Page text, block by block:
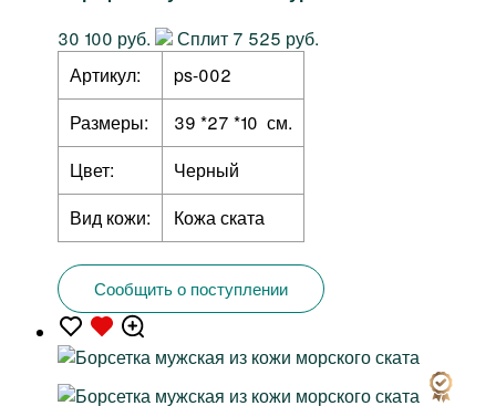
30 100 руб.
Сплит 7 525 руб.
Артикул:
ps-002
Размеры:
39 *27 *10 см.
Цвет:
Черный
Вид кожи:
Кожа ската
Сообщить о поступлении